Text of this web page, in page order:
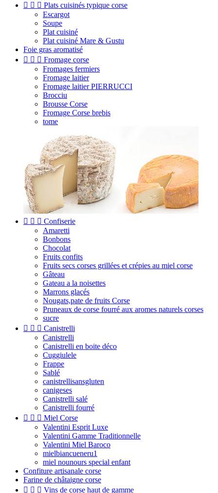
   Plats cuisinés typique corse
Escargot
Soupe
Plat cuisiné
Plat cuisiné Mare & Gustu
Foie gras aromatisé
   Fromage corse
Fromages fermiers
Fromage laitier
Fromage laitier PIERRUCCI
Brocciu
Brousse Corse
Fromage Corse brebis
tome
   Confiserie
Amaretti
Bonbons
Chocolat
Fruits confits
Fruits secs corses grillées et crépies au miel corse
Gâteau
Gateau a la noisettes
Marrons glaçés
Nougats,pate de fruits Corse
Pruneaux de corse fourré aux aromes naturels corses
sucre
   Canistrelli
Canistrelli
Canistrelli en boite déco
Cuggiulele
Frappe
Sablé
canistrellisansgluten
canigeses
Canistrelli salé
Canistrelli fourré
   Miel Corse
Valentini Esprit Luxe
Valentini Gamme Traditionnelle
Valentini Miel Baroco
mielbiancueneru1
miel nounours special enfant
Confiture artisanale corse
Farine de châtaigne corse
   Vins de corse haut de gamme